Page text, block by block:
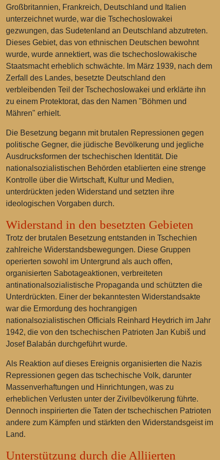
Großbritannien, Frankreich, Deutschland und Italien
unterzeichnet wurde, war die Tschechoslowakei
gezwungen, das Sudetenland an Deutschland abzutreten.
Dieses Gebiet, das von ethnischen Deutschen bewohnt
wurde, wurde annektiert, was die tschechoslowakische
Staatsmacht erheblich schwächte. Im März 1939, nach dem
Zerfall des Landes, besetzte Deutschland den
verbleibenden Teil der Tschechoslowakei und erklärte ihn
zu einem Protektorat, das den Namen "Böhmen und
Mähren" erhielt.
Die Besetzung begann mit brutalen Repressionen gegen
politische Gegner, die jüdische Bevölkerung und jegliche
Ausdrucksformen der tschechischen Identität. Die
nationalsozialistischen Behörden etablierten eine strenge
Kontrolle über die Wirtschaft, Kultur und Medien,
unterdrückten jeden Widerstand und setzten ihre
ideologischen Vorgaben durch.
Widerstand in den besetzten Gebieten
Trotz der brutalen Besetzung entstanden in Tschechien
zahlreiche Widerstandsbewegungen. Diese Gruppen
operierten sowohl im Untergrund als auch offen,
organisierten Sabotageaktionen, verbreiteten
antinationalsozialistische Propaganda und schützten die
Unterdrückten. Einer der bekanntesten Widerstandsakte
war die Ermordung des hochrangigen
nationalsozialistischen Officials Reinhard Heydrich im Jahr
1942, die von den tschechischen Patrioten Jan Kubiš und
Josef Balabán durchgeführt wurde.
Als Reaktion auf dieses Ereignis organisierten die Nazis
Repressionen gegen das tschechische Volk, darunter
Massenverhaftungen und Hinrichtungen, was zu
erheblichen Verlusten unter der Zivilbevölkerung führte.
Dennoch inspirierten die Taten der tschechischen Patrioten
andere zum Kämpfen und stärkten den Widerstandsgeist im
Land.
Unterstützung durch die Alliierten